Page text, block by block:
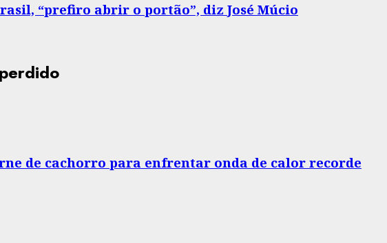
“prefiro abrir o portão”, diz José Múcio
de cachorro para enfrentar onda de calor recorde